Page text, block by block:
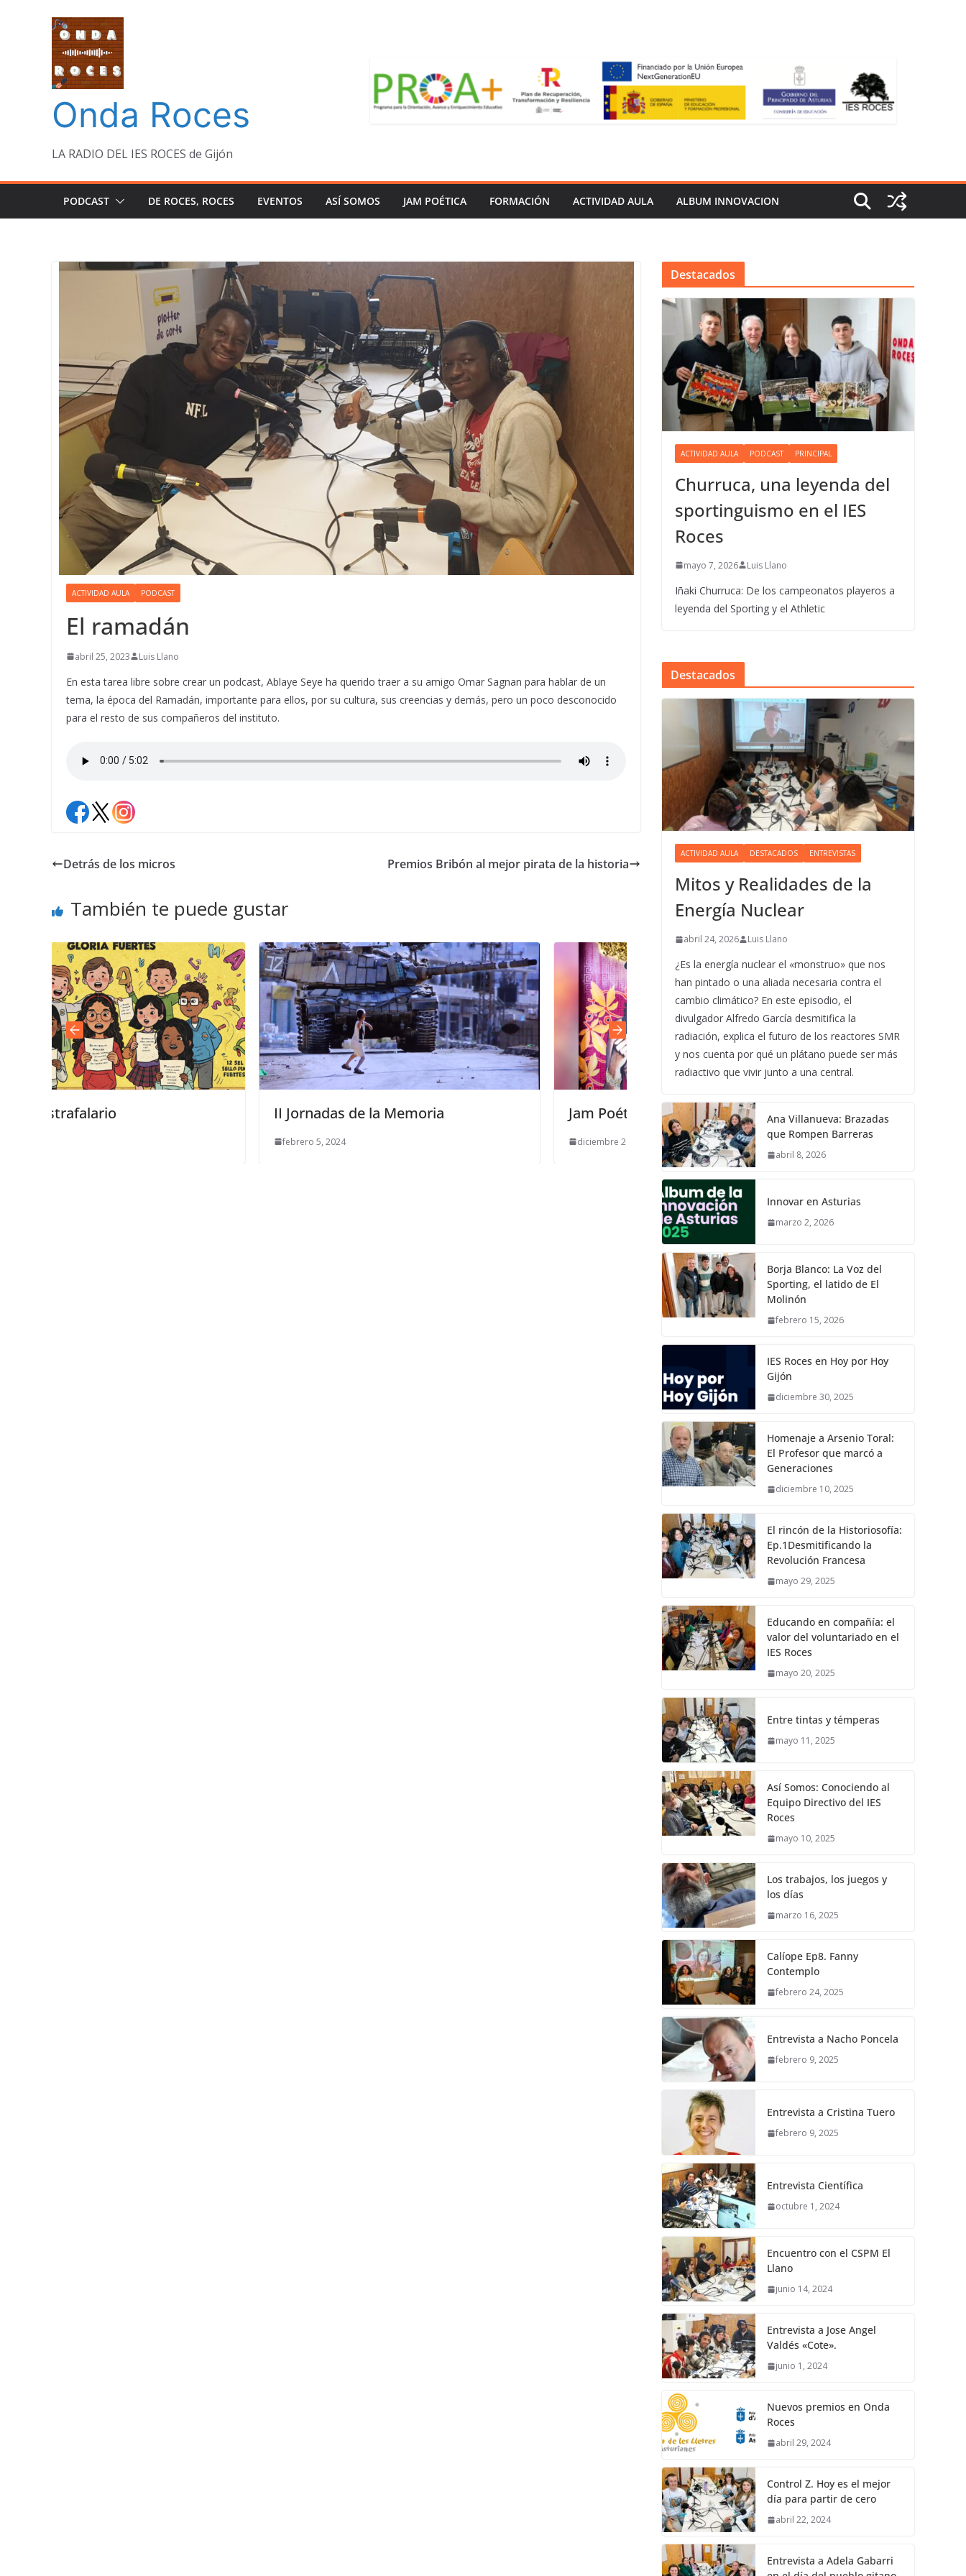
contenido
Onda Roces
LA RADIO DEL IES ROCES de Gijón
PODCAST DE ROCES, ROCES EVENTOS ASÍ SOMOS JAM POÉTICA FORMACIÓN ACTIVIDAD AULA ALBUM INNOVACION
ACTIVIDAD AULA PODCAST
El ramadán
abril 25, 2023 Luis Llano
En esta tarea libre sobre crear un podcast, Ablaye Seye ha querido traer a su amigo Omar Sagnan para hablar de un
tema, la época del Ramadán, importante para ellos, por su cultura, sus creencias y demás, pero un poco desconocido
para el resto de sus compañeros del instituto.
Detrás de los micros Premios Bribón al mejor pirata de la historia
También te puede gustar
II Jornadas de la Memoria Jam Poética «Calíope» Ep1. 25N Alfabeto estrafalario
abril 7, 2025
Destacados
ACTIVIDAD AULA PODCAST PRINCIPAL
Churruca, una leyenda del
sportinguismo en el IES
Roces
mayo 7, 2026 Luis Llano
Iñaki Churruca: De los campeonatos playeros a
leyenda del Sporting y el Athletic
Destacados
ACTIVIDAD AULA DESTACADOS ENTREVISTAS
Mitos y Realidades de la
Energía Nuclear
abril 24, 2026 Luis Llano
¿Es la energía nuclear el «monstruo» que nos
han pintado o una aliada necesaria contra el
cambio climático? En este episodio, el
divulgador Alfredo García desmitifica la
radiación, explica el futuro de los reactores SMR
y nos cuenta por qué un plátano puede ser más
radiactivo que vivir junto a una central.
Ana Villanueva: Brazadas
que Rompen Barreras
abril 8, 2026
Innovar en Asturias
marzo 2, 2026
Borja Blanco: La Voz del
Sporting, el latido de El
Molinón
febrero 15, 2026
IES Roces en Hoy por Hoy
Gijón
diciembre 30, 2025
Homenaje a Arsenio Toral:
El Profesor que marcó a
Generaciones
diciembre 10, 2025
El rincón de la Historiosofía:
Ep.1Desmitificando la
Revolución Francesa
mayo 29, 2025
Educando en compañía: el
valor del voluntariado en el
IES Roces
mayo 20, 2025
Entre tintas y témperas
mayo 11, 2025
Así Somos: Conociendo al
Equipo Directivo del IES
Roces
mayo 10, 2025
Los trabajos, los juegos y
los días
marzo 16, 2025
Calíope Ep8. Fanny
Contemplo
febrero 24, 2025
Entrevista a Nacho Poncela
febrero 9, 2025
Entrevista a Cristina Tuero
febrero 9, 2025
Entrevista Científica
octubre 1, 2024
Encuentro con el CSPM El
Llano
junio 14, 2024
Entrevista a Jose Angel
Valdés «Cote».
junio 1, 2024
Nuevos premios en Onda
Roces
abril 29, 2024
Control Z. Hoy es el mejor
día para partir de cero
abril 22, 2024
Entrevista a Adela Gabarri